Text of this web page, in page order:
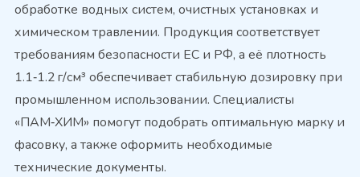
обработке водных систем, очистных установках и
химическом травлении. Продукция соответствует
требованиям безопасности ЕС и РФ, а её плотность
1.1‑1.2 г/см³ обеспечивает стабильную дозировку при
промышленном использовании. Специалисты
«ПАМ‑ХИМ» помогут подобрать оптимальную марку и
фасовку, а также оформить необходимые
технические документы.